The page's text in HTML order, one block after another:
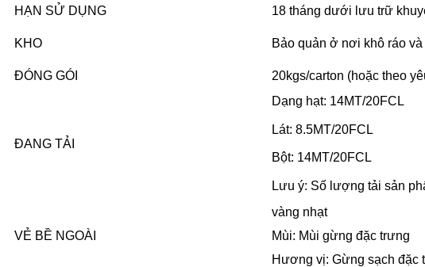
HẠN SỬ DỤNG
18 tháng dưới lưu trữ
KHO Bảo quản ở nơi khô ráo
ĐÓNG GÓI 20kgs/carton (hoặc theo
ĐANG TẢI
Dạng hạt: 14MT/20FCL
Lát: 8.5MT/20FCL
Bột: 14MT/20FCL
Lưu ý: Số lượng tải sản
VẺ BỀ NGOÀI
vàng nhạt
Mùi: Mùi gừng đặc trưng
Hương vị: Gừng sạch đặc